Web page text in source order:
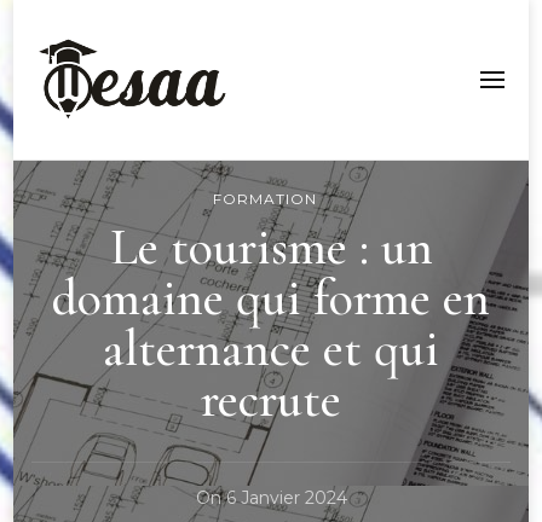
Esaa Aquitaine
FORMATION
Le tourisme : un
domaine qui forme en
alternance et qui
recrute
On6 Janvier 2024